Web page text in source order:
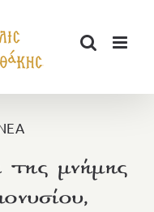
μνήμης